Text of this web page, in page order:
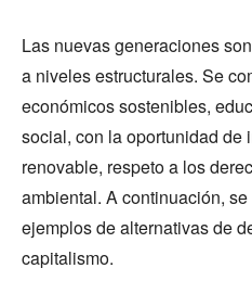
Las nuevas generaciones
a niveles estructurales. Se
económicos sostenibles,
social, con la oportunidad de
renovable, respeto a los
ambiental. A continuación,
ejemplos de alternativas de
capitalismo.